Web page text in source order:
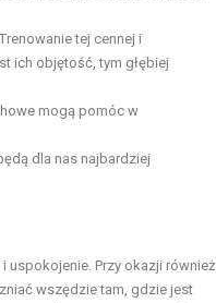
tej cennej i
ich objętość, tym głębiej
mogą pomóc w
dla nas najbardziej
uspokojenie. Przy okazji również
wszędzie tam, gdzie jest